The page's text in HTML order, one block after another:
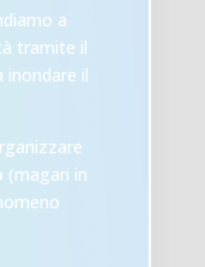
a
tramite il
inondare il
(magari in